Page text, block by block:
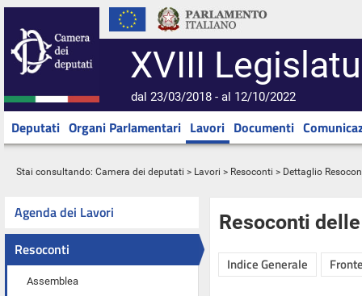
XVIII
dal 23/03/2018 - al 12/10/2022
Deputati Organi Parlamentari Lavori Documenti
Stai consultando: Camera dei deputati > Lavori > Resoconti > Dettaglio
Agenda dei Lavori
Resoconti
Assemblea
Resoconti
Indice Generale